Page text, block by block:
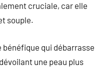
cruciale, car elle
souple.
bénéfique qui débarrasse
une peau plus